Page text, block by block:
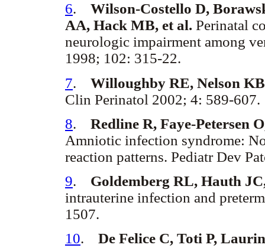
6. Wilson-Costello D,
AA, Hack MB, et al. Perinatal
neurologic impairment among
1998; 102: 315-22.
7. Willoughby RE, Nelson
Clin Perinatol 2002; 4: 589-607.
8. Redline R, Faye-Petersen
Amniotic infection syndrome:
reaction patterns. Pediatr Dev
9. Goldemberg RL, Hauth
intrauterine infection and
1507.
10. De Felice C, Toti P,